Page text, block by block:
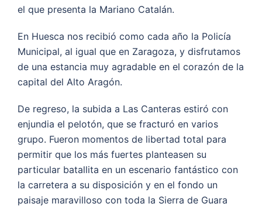
el que presenta la Mariano Catalán.
En Huesca nos recibió como cada año la Policía
Municipal, al igual que en Zaragoza, y disfrutamos
de una estancia muy agradable en el corazón de la
capital del Alto Aragón.
De regreso, la subida a Las Canteras estiró con
enjundia el pelotón, que se fracturó en varios
grupo. Fueron momentos de libertad total para
permitir que los más fuertes planteasen su
particular batallita en un escenario fantástico con
la carretera a su disposición y en el fondo un
paisaje maravilloso con toda la Sierra de Guara